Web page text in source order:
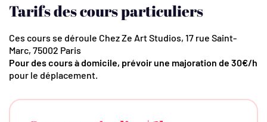
Tarifs des cours particuliers
Ces cours se déroule Chez Ze Art Studios, 17 rue Saint-
Marc, 75002 Paris
Pour des cours à domicile, prévoir une majoration de 30€/h
pour le déplacement.